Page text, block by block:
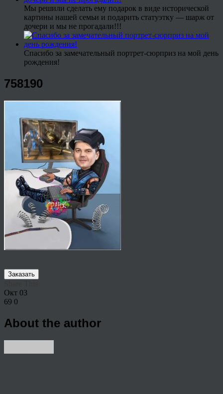
Мы решили сделать ему подарок в виде исторической
картины нашей семьи и подарить статуэтку — шарж от
дочери и мы не прогадали!!!
Спасибо за замечательный портрет-сюрприз на мой день
рождения!
758190
Заказать
Окт 03
69 0
About the author